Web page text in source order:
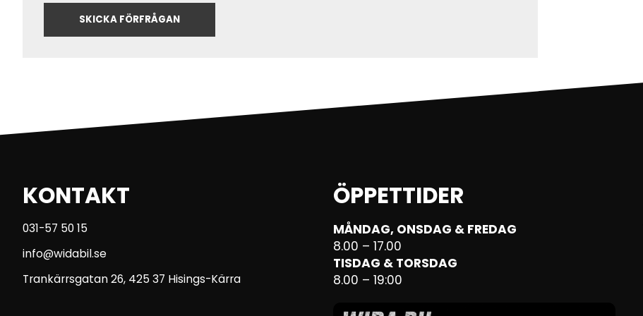
KONTAKT
031-57 50 15
info@widabil.se
Trankärrsgatan 26, 425 37 Hisings-Kärra
ÖPPETTIDER
MÅNDAG, ONSDAG & FREDAG
8.00 – 17.00
TISDAG & TORSDAG
8.00 – 19:00